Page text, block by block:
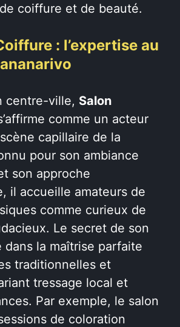
coiffure et de beauté.
: l’expertise au
centre-ville, Salon
comme un acteur
capillaire de la
pour son ambiance
son approche
il accueille amateurs de
comme curieux de
Le secret de son
dans la maîtrise parfaite
traditionnelles et
tressage local et
Par exemple, le salon
de coloration